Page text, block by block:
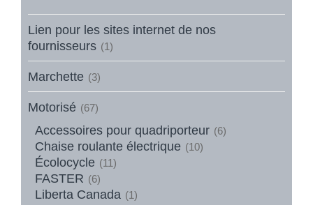
Lien pour les sites internet de nos
fournisseurs (1)
Marchette (3)
Motorisé (67)
Accessoires pour quadriporteur (6)
Chaise roulante électrique (10)
Écolocycle (11)
FASTER (6)
Liberta Canada (1)